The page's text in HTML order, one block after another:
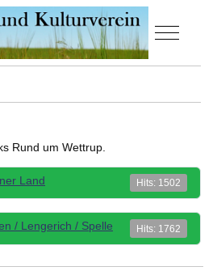
Off-
Rund um Wettrup.
Land Hits: 1502
/ Lengerich / Spelle Hits: 1762